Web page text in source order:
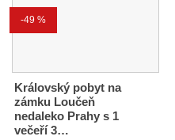
-49 %
Královský pobyt na
zámku Loučeň
nedaleko Prahy s 1
večeří 3…